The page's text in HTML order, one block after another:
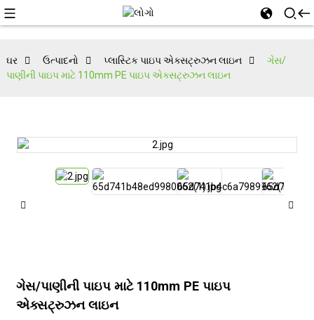
ઘર ઉત્પાદનો પ્લાસ્ટિક પાઇપ એક્સટ્રુઝન લાઇન
ગેસ/
પાણીની પાઇપ માટે 110mm PE પાઇપ એક્સટ્રુઝન લાઇન
ગેસ/પાણીની પાઇપ માટે 110mm PE પાઇપ
એક્સટ્રુઝન લાઇન